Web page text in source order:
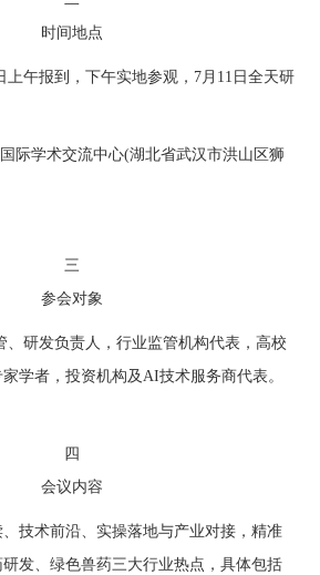
时间地点
上午报到，下午实地参观，7月11日全天研
际学术交流中心(湖北省武汉市洪山区狮
三
参会对象
、研发负责人，行业监管机构代表，高校
学者，投资机构及AI技术服务商代表。
四
会议内容
技术前沿、实操落地与产业对接，精准
发、绿色兽药三大行业热点，具体包括